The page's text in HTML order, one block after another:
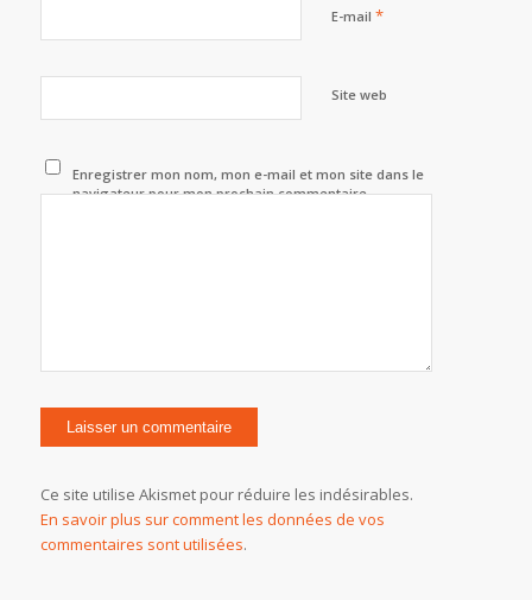
E-mail *
Site web
Enregistrer mon nom, mon e-mail et mon site dans le
navigateur pour mon prochain commentaire.
Ce site utilise Akismet pour réduire les indésirables.
En savoir plus sur comment les données de vos
commentaires sont utilisées.